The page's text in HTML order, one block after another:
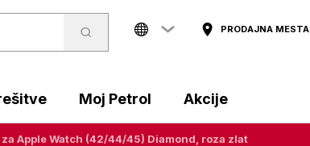
PRODAJNA MESTA
Moj Petrol Akcije
Apple Watch (42/44/45) Diamond, roza zlat